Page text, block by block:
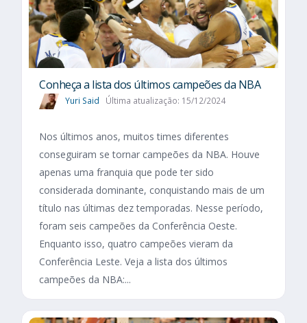
Conheça a lista dos últimos campeões da NBA
Yuri Said Última atualização: 15/12/2024
Nos últimos anos, muitos times diferentes
conseguiram se tornar campeões da NBA. Houve
apenas uma franquia que pode ter sido
considerada dominante, conquistando mais de um
título nas últimas dez temporadas. Nesse período,
foram seis campeões da Conferência Oeste.
Enquanto isso, quatro campeões vieram da
Conferência Leste. Veja a lista dos últimos
campeões da NBA:...